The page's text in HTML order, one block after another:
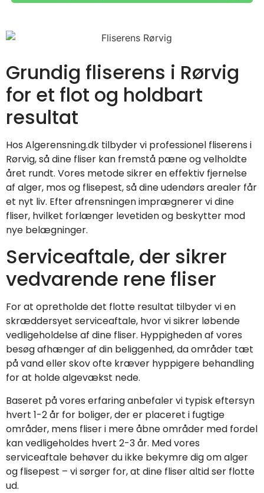
Grundig fliserens i Rørvig
for et flot og holdbart
resultat
Hos Algerensning.dk tilbyder vi professionel fliserens i
Rørvig, så dine fliser kan fremstå pæne og velholdte
året rundt. Vores metode sikrer en effektiv fjernelse
af alger, mos og flisepest, så dine udendørs arealer får
et nyt liv. Efter afrensningen imprægnerer vi dine
fliser, hvilket forlænger levetiden og beskytter mod
nye belægninger.
Serviceaftale, der sikrer
vedvarende rene fliser
For at opretholde det flotte resultat tilbyder vi en
skræddersyet serviceaftale, hvor vi sikrer løbende
vedligeholdelse af dine fliser. Hyppigheden af vores
besøg afhænger af din beliggenhed, da områder tæt
på vand eller skov ofte kræver hyppigere behandling
for at holde algevækst nede.
Baseret på vores erfaring anbefaler vi typisk eftersyn
hvert 1-2 år for boliger, der er placeret i fugtige
områder, mens fliser i mere åbne områder med fordel
kan vedligeholdes hvert 2-3 år. Med vores
serviceaftale behøver du ikke bekymre dig om alger
og flisepest – vi sørger for, at dine fliser altid ser flotte
ud.